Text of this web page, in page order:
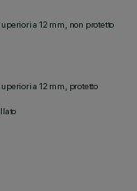
a 12 mm, non protetto
a 12 mm, protetto